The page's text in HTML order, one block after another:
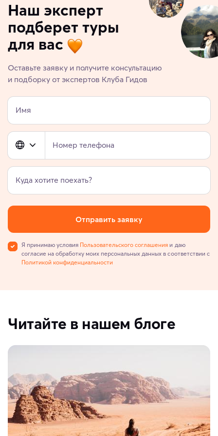
Наш эксперт
подберет туры
для вас
Оставьте заявку и получите консультацию
и подборку от экспертов Клуба Гидов
Имя
Номер телефона
Куда хотите поехать?
Отправить заявку
Я принимаю условия Пользовательского соглашения и даю
согласие на обработку моих персональных данных в соответствии с
Политикой конфиденциальности
Читайте в нашем блоге